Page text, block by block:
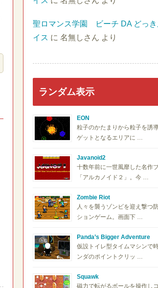
聖ロマンス学園 ビーチ DA どっき
イス に 名無しさん より
ランダム表示
EON
粒子のかたまりから粒子を誘
ゲットとなるエリアに …
Javanoid2
十数年前に一世風靡した名作
「アルカノイド２」。今 …
Zombie Riot
人々を襲うゾンビを迎え撃つ
ションゲーム。画面下 …
Panda’s Bigger Adventure
仮設トイレ型タイムマシンで
ンダのポイントクリッ …
Squawk
磁力で転がるボールを操作し